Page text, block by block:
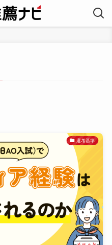
選考基準